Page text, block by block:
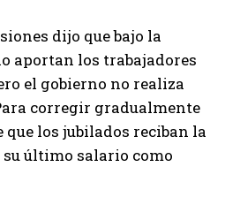
dijo que bajo la
aportan los trabajadores
el gobierno no realiza
corregir gradualmente
los jubilados reciban la
último salario como